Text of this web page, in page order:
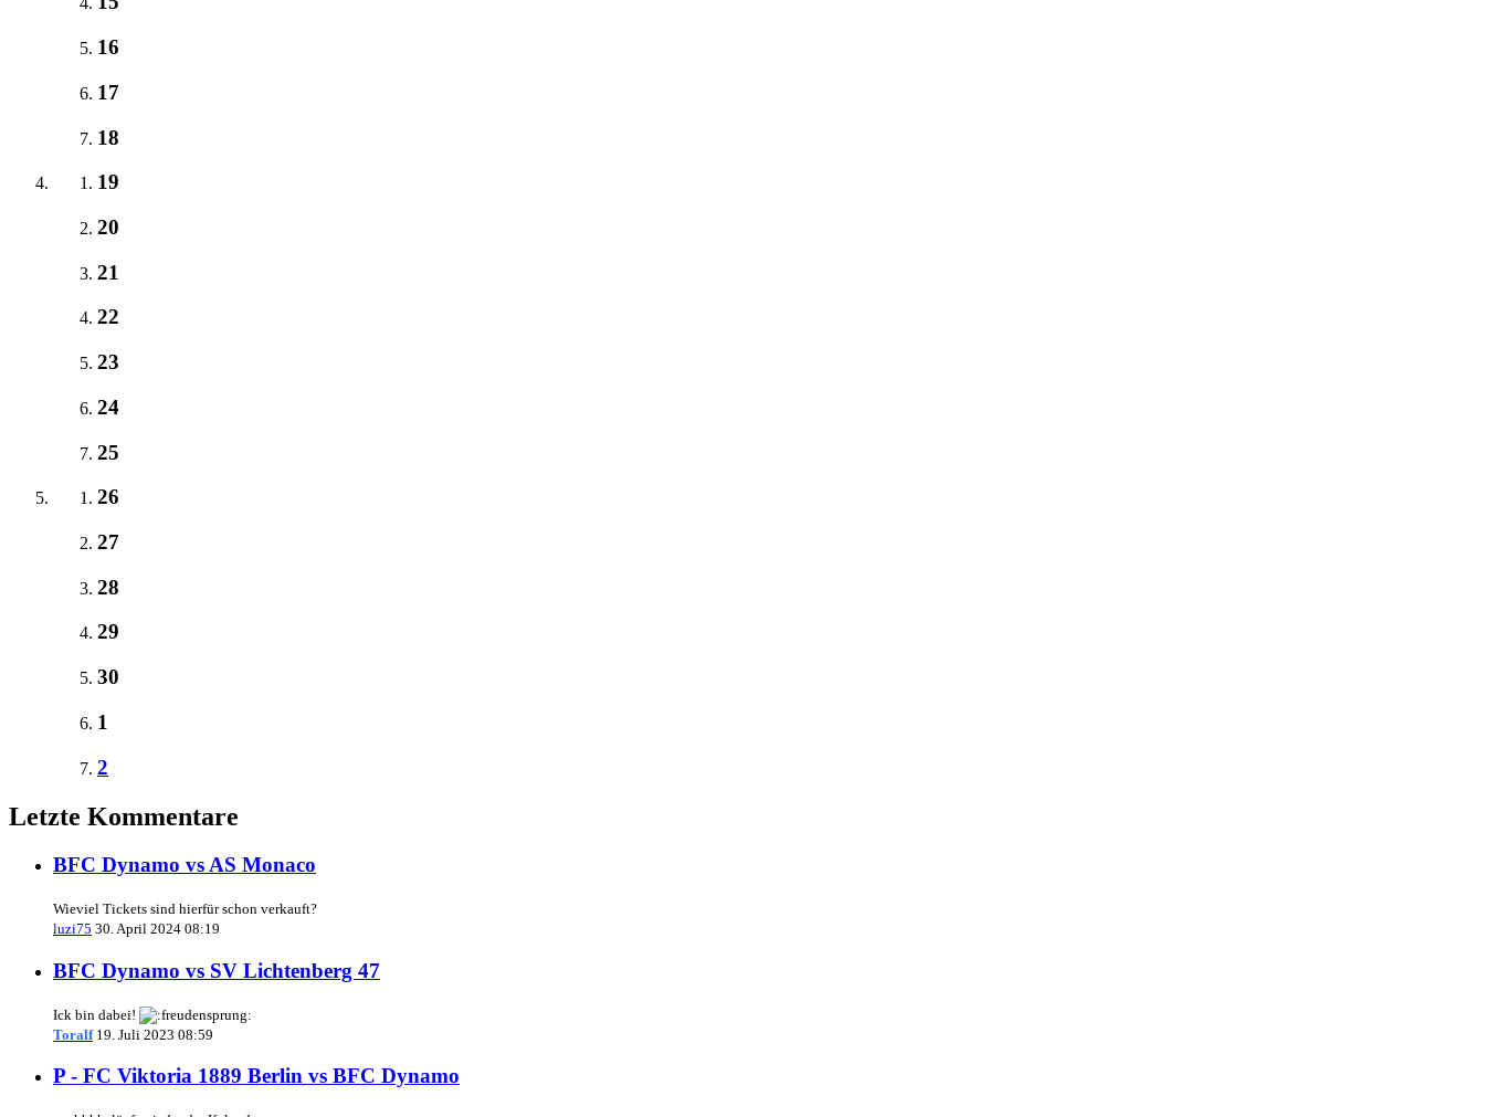
16
17
18
19
20
21
22
23
24
25
26
27
28
29
30
1
2
Letzte Kommentare
BFC Dynamo vs AS Monaco
Wieviel Tickets sind hierfür schon verkauft?
luzi75 30. April 2024 08:19
BFC Dynamo vs SV Lichtenberg 47
Ick bin dabei!
Toralf 19. Juli 2023 08:59
P - FC Viktoria 1889 Berlin vs BFC Dynamo